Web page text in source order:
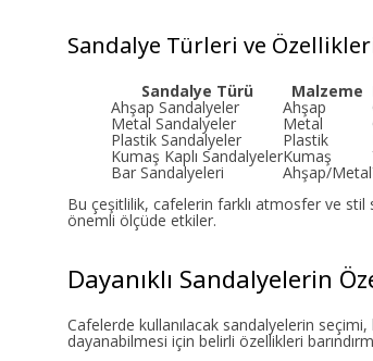
Sandalye Türleri ve
Sandalye Türü Malzeme
Ahşap Sandalyeler Ahşap
Metal Sandalyeler Metal
Plastik Sandalyeler Plastik
Kumaş Kaplı SandalyelerKumaş
Bar Sandalyeleri Ahşap/Metal
Bu çeşitlilik, cafelerin farklı atmosfer ve stil
önemli ölçüde etkiler.
Dayanıklı Sandalyelerin
Cafelerde kullanılacak sandalyelerin
dayanabilmesi için belirli özellikleri